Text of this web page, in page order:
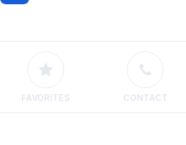
FAVORITES CONTACT